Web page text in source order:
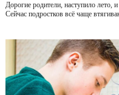
Дорогие родители, наступило лето,
Сейчас подростков всё чаще